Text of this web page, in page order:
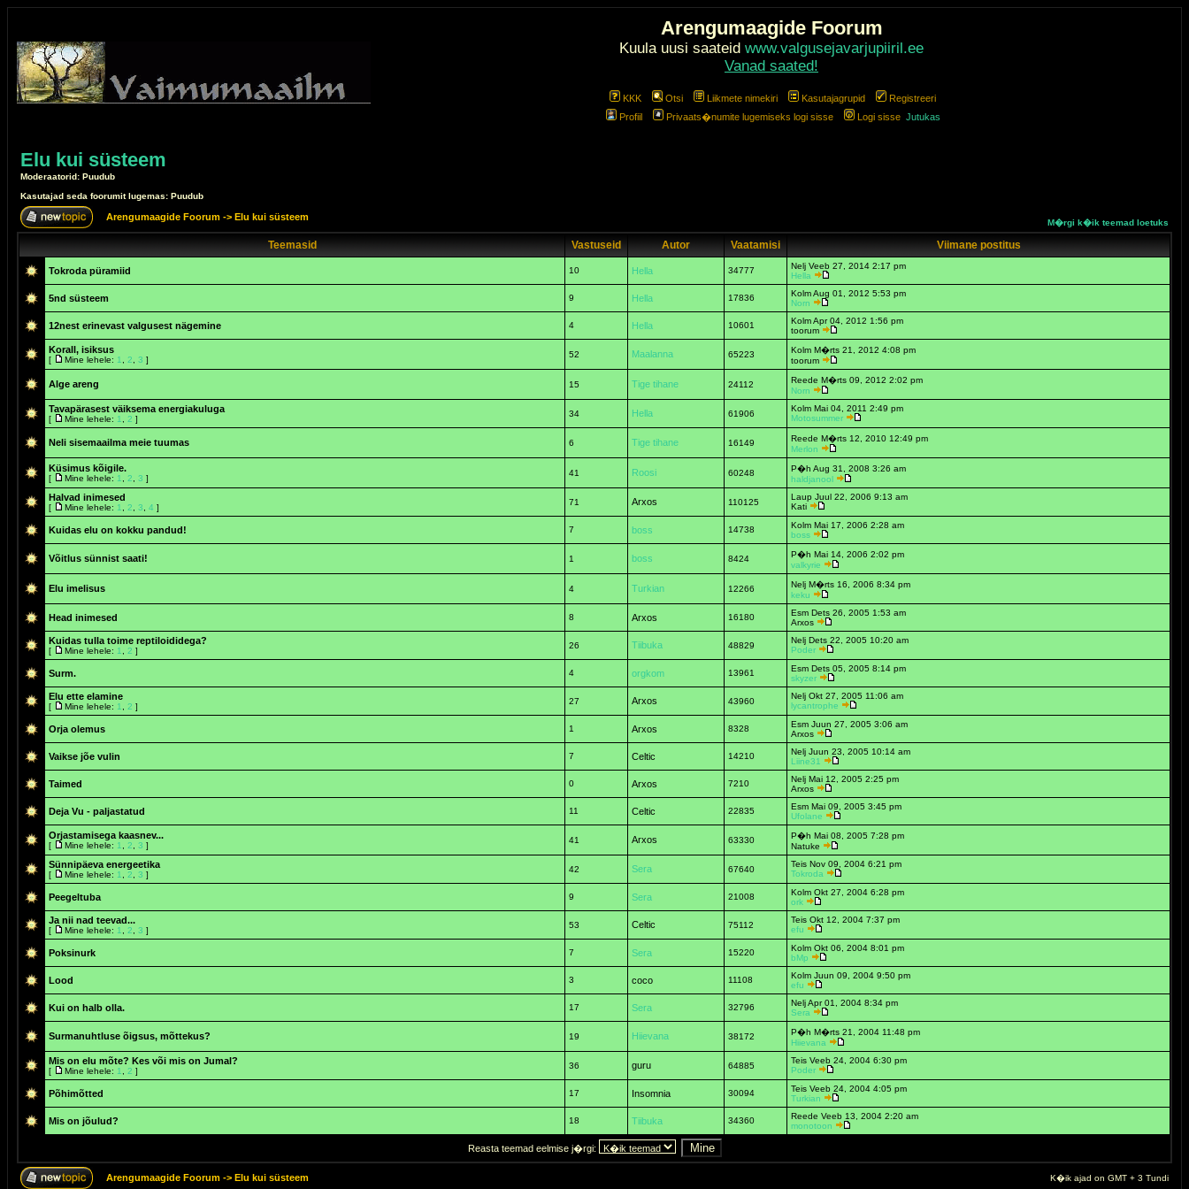
Arengumaagide Foorum
Kuula uusi saateid www.valgusejavarjupiiril.ee
Vanad saated!
KKK Otsi Liikmete nimekiri Kasutajagrupid
Registreeri
Profiil
Privaats�numite lugemiseks logi sisse Logi sisse Jutukas
Elu kui süsteem
Moderaatorid: Puudub
Kasutajad seda foorumit lugemas: Puudub
Arengumaagide Foorum -> Elu kui süsteem
M�rgi k�ik teemad loetuks
Teemasid Vastuseid Autor Vaatamisi Viimane postitus
Tokroda püramiid 10 Hella 34777
Nelj Veeb 27, 2014 2:17 pm
Hella
5nd süsteem 9 Hella 17836
Kolm Aug 01, 2012 5:53 pm
Norn
12nest erinevast valgusest nägemine 4 Hella 10601
Kolm Apr 04, 2012 1:56 pm
toorum
Korall, isiksus
[ Mine lehele: 1 2 3 ]
52 Maalanna 65223
Kolm M�rts 21, 2012 4:08 pm
toorum
Alge areng 15 Tige tihane 24112
Reede M�rts 09, 2012 2:02 pm
Norn
Tavapärasest väiksema energiakuluga
[ Mine lehele: 1 2 ]
34 Hella 61906
Kolm Mai 04, 2011 2:49 pm
Motosummer
Neli sisemaailma meie tuumas 6 Tige tihane 16149
Reede M�rts 12, 2010 12:49 pm
Merlon
Küsimus kõigile.
[ Mine lehele: 1 2 3 ]
41 Roosi 60248
P�h Aug 31, 2008 3:26 am
haldjanool
Halvad inimesed
[ Mine lehele: 1 2 3 4 ]
71 Arxos 110125
Laup Juul 22, 2006 9:13 am
Kati
Kuidas elu on kokku pandud! 7 boss 14738
Kolm Mai 17, 2006 2:28 am
boss
Võitlus sünnist saati! 1 boss 8424
P�h Mai 14, 2006 2:02 pm
valkyrie
Elu imelisus 4 Turkian 12266
Nelj M�rts 16, 2006 8:34 pm
keku
Head inimesed 8 Arxos 16180
Esm Dets 26, 2005 1:53 am
Arxos
Kuidas tulla toime reptiloididega?
[ Mine lehele: 1 2 ]
26 Tiibuka 48829
Nelj Dets 22, 2005 10:20 am
Poder
Surm. 4 orgkom 13961
Esm Dets 05, 2005 8:14 pm
skyzer
Elu ette elamine
[ Mine lehele: 1 2 ]
27 Arxos 43960
Nelj Okt 27, 2005 11:06 am
lycantrophe
Orja olemus 1 Arxos 8328
Esm Juun 27, 2005 3:06 am
Arxos
Vaikse jõe vulin 7 Celtic 14210
Nelj Juun 23, 2005 10:14 am
Liine31
Taimed 0 Arxos 7210
Nelj Mai 12, 2005 2:25 pm
Arxos
Deja Vu - paljastatud 11 Celtic 22835
Esm Mai 09, 2005 3:45 pm
Ufolane
Orjastamisega kaasnev...
[ Mine lehele: 1 2 3 ]
41 Arxos 63330
P�h Mai 08, 2005 7:28 pm
Natuke
Sünnipäeva energeetika
[ Mine lehele: 1 2 3 ]
42 Sera 67640
Teis Nov 09, 2004 6:21 pm
Tokroda
Peegeltuba 9 Sera 21008
Kolm Okt 27, 2004 6:28 pm
ork
Ja nii nad teevad...
[ Mine lehele: 1 2 3 ]
53 Celtic 75112
Teis Okt 12, 2004 7:37 pm
efu
Poksinurk 7 Sera 15220
Kolm Okt 06, 2004 8:01 pm
bMp
Lood 3 coco 11108
Kolm Juun 09, 2004 9:50 pm
efu
Kui on halb olla. 17 Sera 32796
Nelj Apr 01, 2004 8:34 pm
Sera
Surmanuhtluse õigsus, mõttekus? 19 Hiievana 38172
P�h M�rts 21, 2004 11:48 pm
Hiievana
Mis on elu mõte? Kes või mis on Jumal?
[ Mine lehele: 1 2 ]
36 guru 64885
Teis Veeb 24, 2004 6:30 pm
Poder
Põhimõtted 17 Insomnia 30094
Teis Veeb 24, 2004 4:05 pm
Turkian
Mis on jõulud? 18 Tiibuka 34360
Reede Veeb 13, 2004 2:20 am
monotoon
Reasta teemad eelmise j�rgi:
Arengumaagide Foorum -> Elu kui süsteem K�ik ajad on GMT + 3 Tundi